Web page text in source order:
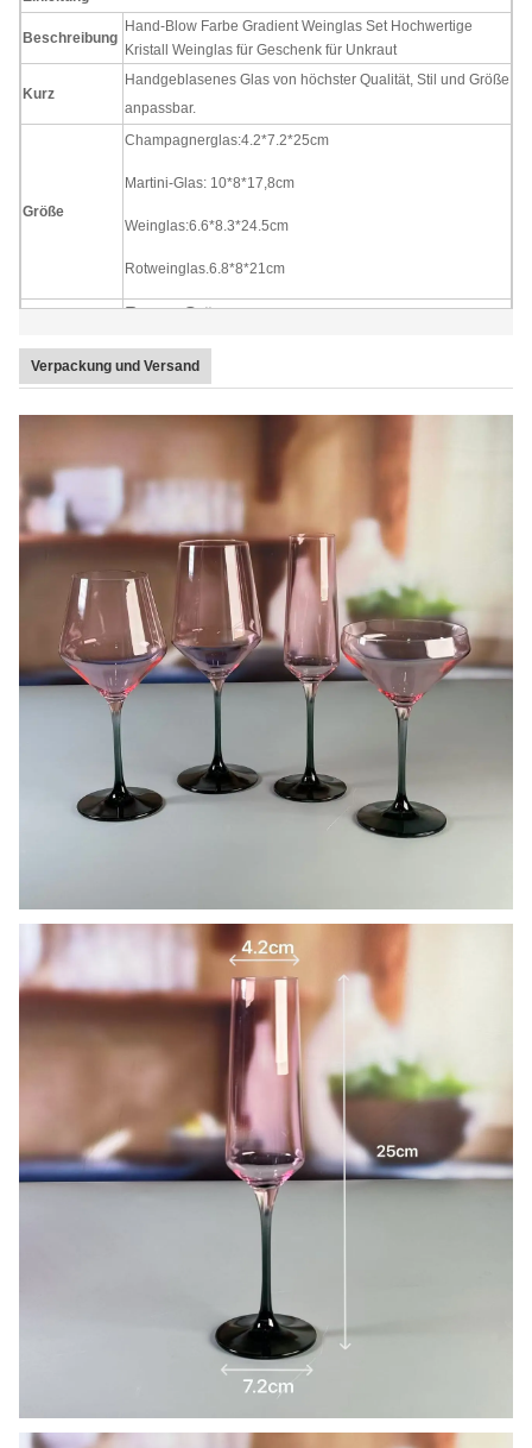
Beschreibung
Hand-Blow Farbe Gradient Weinglas Set Hochwertige
Kristall Weinglas für Geschenk für Unkraut
Kurz
Handgeblasenes Glas von höchster Qualität, Stil und Größe
anpassbar.
Größe
Champagnerglas:4.2*7.2*25cm
Martini-Glas: 10*8*17,8cm
Weinglas:6.6*8.3*24.5cm
Rotweinglas.6.8*8*21cm
Rosa&Grün
Paket
Vier Stück in einem Innenkarton, 24 Stück in einem
Masterkarton.
Unsere Firma und Fabrik bemühen sich sehr um die Qualitätskontrolle.
Wir liefern hochwertige Glaswaren zu einem günstigen Preis.Wir
möchten mit unseren Freunden und Geschäftspartnern aus der ganzen
Welt zusammenarbeiten..
Verpackung und Versand